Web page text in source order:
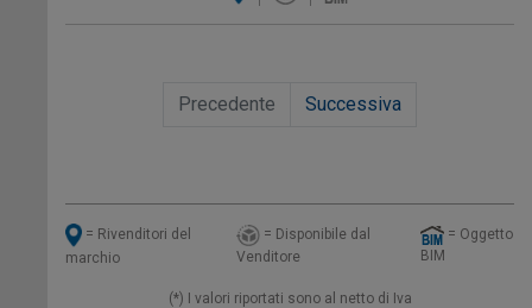
Precedente Successiva
= Rivenditori del
marchio
= Disponibile dal
Venditore
= Oggetto
BIM
(*) I valori riportati sono al netto di Iva